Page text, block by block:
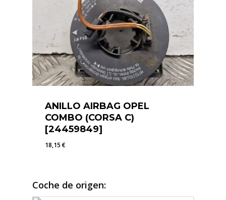
ANILLO AIRBAG OPEL
COMBO (CORSA C)
[24459849]
18,15€
Coche de origen: